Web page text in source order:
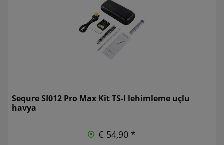
Sequre SI012 Pro Max Kit TS-I lehimleme uçlu
havya
€ 54,90 *